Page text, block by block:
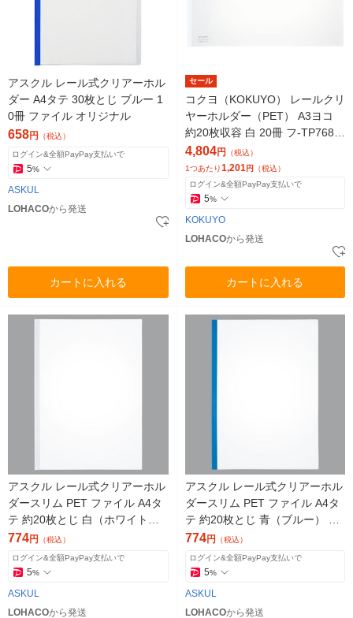
アスクル レール式クリアーホル
ダー A4タテ 30枚とじ ブルー 1
0冊 ファイル オリジナル
658円 （税込）
ログイン&全額PayPay支払いで
5%
ASKUL
LOHACOから発送
カートに入れる
セール
コクヨ（KOKUYO） レールクリ
ヤーホルダー（PET） A3ヨコ
約20枚収容 白 20冊 フ-TP768N
WX5
4,804円 （税込）
1つあたり1,201 円 （税込）
ログイン&全額PayPay支払いで
5%
KOKUYO
LOHACOから発送
カートに入れる
アスクル レール式クリアーホル
ダースリム PET ファイル A4タ
テ 約20枚とじ 白（ホワイト）
774円 （税込）
ログイン&全額PayPay支払いで
5%
ASKUL
LOHACOから発送
アスクル レール式クリアーホル
ダースリム PET ファイル A4タ
テ 約20枚とじ 青（ブルー） 1
774円 （税込）
ログイン&全額PayPay支払いで
5%
ASKUL
LOHACOから発送